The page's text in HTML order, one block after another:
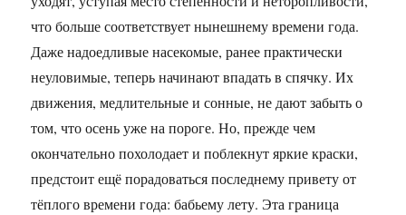
что больше соответствует нынешнему времени года.
Даже надоедливые насекомые, ранее практически
неуловимые, теперь начинают впадать в спячку. Их
движения, медлительные и сонные, не дают забыть о
том, что осень уже на пороге. Но, прежде чем
окончательно похолодает и поблекнут яркие краски,
предстоит ещё порадоваться последнему привету от
тёплого времени года: бабьему лету. Эта граница